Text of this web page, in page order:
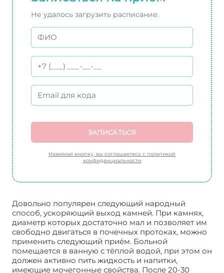
Не удалось загрузить расписание.
ЗАПИСАТЬСЯ
Нажимая кнопку, вы соглашаетесь с политикой
конфиденциальности
Довольно популярен следующий народный
способ, ускоряющий выход камней. При камнях,
диаметр которых достаточно мал и позволяет им
свободно двигаться в почечных протоках, можно
применить следующий приём. Больной
помещается в ванную с тёплой водой, при этом он
должен активно пить жидкость и напитки,
имеющие мочегонные свойства. После 20-30